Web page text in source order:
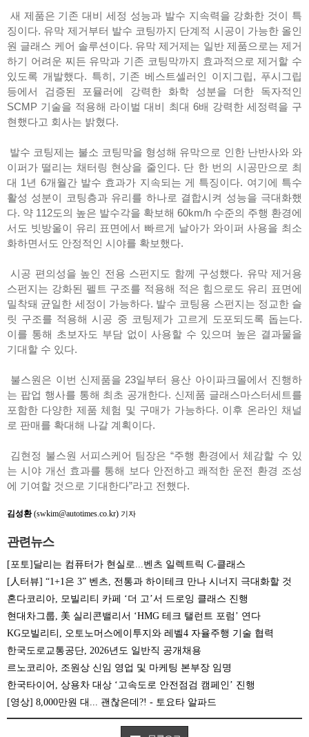
새 제품은 기존 대비 세정 성능과 발수 지속력을 강화한 것이 특
징이다. 유막 제거부터 발수 코팅까지 단계적 시공이 가능한 올인
원 글래스 케어 솔루션이다. 유막 제거제는 일반 제품으로는 제거
하기 어려운 찌든 유막과 기존 코팅막까지 효과적으로 제거할 수
있도록 개발했다. 특히, 기존 베스트셀러인 이지그립, 푸시그립
등에서 검증된 포뮬러에 강력한 화학 성분을 더한 독자적인
SCMP 기술을 적용해 라이벌 대비 최대 6배 강력한 세정력을 구
현했다고 회사는 밝혔다.
발수 코팅제는 불소 코팅막을 형성해 유막으로 인한 난반사와 와
이퍼가 떨리는 채터링 현상을 줄인다. 단 한 번의 시공만으로 최
대 1년 6개월간 발수 효과가 지속되는 게 특징이다. 여기에 특수
활성 성분이 코팅층과 유리를 하나로 결합시켜 성능을 극대화했
다. 약 112도의 높은 발수각을 확보해 60km/h 수준의 주행 환경에
서도 빗방울이 유리 표면에서 빠르게 날아가 와이퍼 사용을 최소
화하면서도 안정적인 시야를 확보했다.
시공 편의성을 높인 전용 스펀지도 함께 구성했다. 유막 제거용
스펀지는 강화된 펠트 구조를 적용해 적은 힘으로도 유리 표면에
밀착돼 균일한 세정이 가능하다. 발수 코팅용 스펀지는 정교한 슬
릿 구조를 적용해 시공 중 코팅제가 고르게 도포되도록 돕는다.
이를 통해 초보자도 부담 없이 사용할 수 있으며 높은 결과물을
기대할 수 있다.
불스원은 이번 신제품을 23일부터 용산 아이파크몰에서 진행하
는 팝업 행사를 통해 최초 공개한다. 신제품 글래스마스터세트를
포함한 다양한 제품 체험 및 구매가 가능하다. 이후 온라인 채널
로 판매를 확대해 나갈 계획이다.
김현정 불스원 서피스케어 팀장은 “주행 환경에서 체감할 수 있
는 시야 개선 효과를 통해 보다 안전하고 쾌적한 운전 환경 조성
에 기여할 것으로 기대한다”라고 전했다.
김성환(swkim@autotimes.co.kr) 기자
관련뉴스
[포토]달리는 컴퓨터가 현실로...벤츠 일렉트릭 C-클래스
[人터뷰] “1+1은 3” 벤츠, 전통과 하이테크 만나 시너지 극대화할 것
혼다코리아, 모빌리티 카페 ‘더 고’서 드로잉 클래스 진행
현대차그룹, 美 실리콘밸리서 ‘HMG 테크 탤런트 포럼’ 연다
KG모빌리티, 오토노머스에이투지와 레벨4 자율주행 기술 협력
한국도로교통공단, 2026년도 일반직 공개채용
르노코리아, 조원상 신임 영업 및 마케팅 본부장 임명
한국타이어, 상용차 대상 ‘고속도로 안전점검 캠페인’ 진행
[영상] 8,000만원 대... 괜찮은데?! - 토요타 알파드